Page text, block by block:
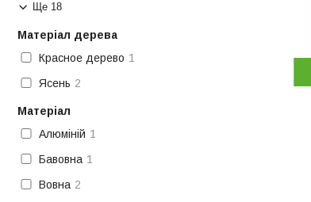
Ще 18
Матеріал дерева
Красное дерево 1
Ясень 2
Матеріал
Алюміній 1
Бавовна 1
Вовна 2